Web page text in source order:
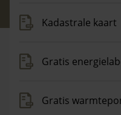
Kadastrale kaart
Gratis
Gratis